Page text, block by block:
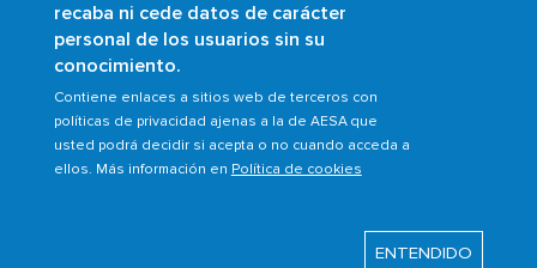
recaba ni cede datos de carácter
personal de los usuarios sin su
conocimiento.
Contiene enlaces a sitios web de terceros con
políticas de privacidad ajenas a la de AESA que
usted podrá decidir si acepta o no cuando acceda a
ellos. Más información en Política de cookies
ENTENDIDO
Conoce tus derechos como pasajero